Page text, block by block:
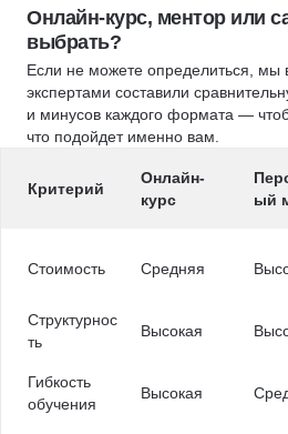
Онлайн-курс, ментор или
выбрать?
Если не можете определиться, мы
экспертами составили
и минусов каждого формата —
что подойдет именно вам.
Критерий
Онлайн-
курс
ый
Стоимость Средняя
Структурнос
ть
Высокая
Гибкость
обучения
Высокая